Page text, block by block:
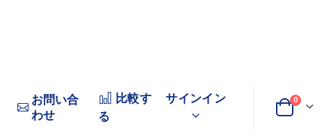
お問い合
わせ
比較す
る
サインイン
変
カート
0商品